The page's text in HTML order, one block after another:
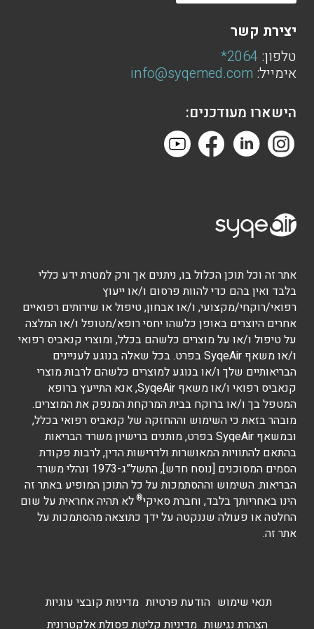
יצירת קשר
טלפון: 2064*
אימייל: info@syqemed.com
הישארו מעודכנים:
אתר זה וכל תוכן הכלול בו, ניתנים אך ורק למטרת ידע כללי
בלבד ואין בהם כדי להוות פרסום ו/או ייעוץ
רפואי/רוקחי/מקצועי, ו/או אבחון, טיפול או שירותים רפואיים
אחרים היוצרים באופן כלשהו יחסי רופא/מטופל ו/או המלצה
על טיפול ו/או על מוצרים כלשהם בכלל, ומוצרי קנאביס רפואי
ו/או משאף SyqeAir בפרט. בכל שאלה בנוגע לעניינים
הבריאותיים שלך ו/או בנוגע למוצרים כלשהם לרבות מוצרי
קנאביס רפואי ו/או משאף SyqeAir, אנא התייעץ ברופא
המטפל בך ו/או ברוקח בבית המרקחת המנפק את המוצרים.
מובהר בזאת כי השימוש וההחזקה של קנאביס רפואי בכלל,
ובמשאף SyqeAir בפרט, מותנים ברישיון משרד הבריאות
בהתאם להתוויות המאושרות ולדרישות הדין, לרבות פקודת
הסמים המסוכנים [נוסח חדש], התשל”ג-1973 ונהלי משרד
הבריאות. השימוש וההסתמכות על כל התוכן המופיע באתר זה
הינו באחריותך בלבד, וחברת סאיקי® לא תהיה אחראית על שום
החלטה או פעולה שננקטה על ידך כתוצאה מהסתמכות על
אתר זה.
תנאי שימוש הודעת פרטיות מדיניות קובצי עוגיות
הצהרת נגישות מדיניות קליטת פסולת אלקטרונית